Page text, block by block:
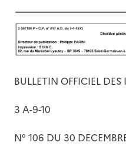
BULLETIN OFFICIEL DES
3 A-9-10
N° 106 DU 30